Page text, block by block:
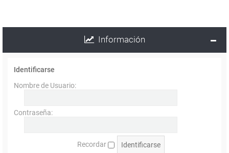
Información
Identificarse
Nombre de Usuario:
Contraseña:
Recordar